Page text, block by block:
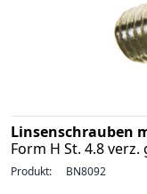
Linsenschrauben
Form H St. 4.8
Produkt: BN8092